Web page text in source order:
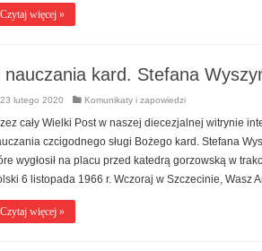
Czytaj więcej »
nauczania kard. Stefana
23 lutego 2020 Komunikaty i zapowiedzi
cały Wielki Post w naszej diecezjalnej witrynie
czcigodnego sługi Bożego kard. Stefana
wygłosił na placu przed katedrą gorzowską w
6 listopada 1966 r. Wczoraj w Szczecinie, Wasz
Czytaj więcej »